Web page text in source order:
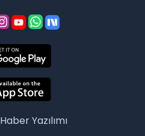
Haber Yazılımı